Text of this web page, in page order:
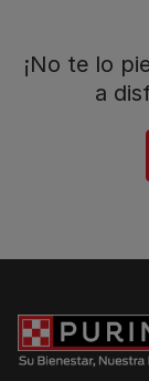
¡No te lo
a